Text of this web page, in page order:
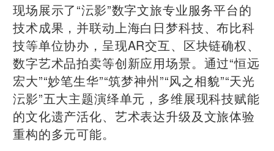
现场展示了“沄影”数字文旅专业服务平台的
技术成果，并联动上海白日梦科技、布比科
技等单位协办，呈现AR交互、区块链确权、
数字艺术品拍卖等创新应用场景。通过“恒远
宏大”“妙笔生华”“筑梦神州”“风之相貌”“天光
沄影”五大主题演绎单元，多维展现科技赋能
的文化遗产活化、艺术表达升级及文旅体验
重构的多元可能。